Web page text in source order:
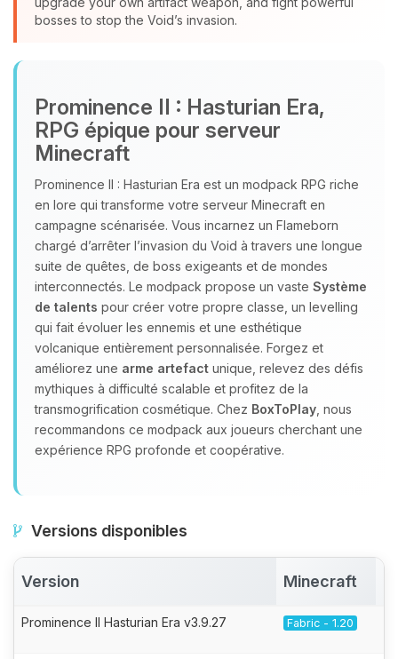
bosses to stop the Void’s invasion.
Prominence II : Hasturian Era,
RPG épique pour serveur
Minecraft
Prominence II : Hasturian Era est un modpack RPG riche
en lore qui transforme votre serveur Minecraft en
campagne scénarisée. Vous incarnez un Flameborn
chargé d’arrêter l’invasion du Void à travers une longue
suite de quêtes, de boss exigeants et de mondes
interconnectés. Le modpack propose un vaste Système
de talents pour créer votre propre classe, un levelling
qui fait évoluer les ennemis et une esthétique
volcanique entièrement personnalisée. Forgez et
améliorez une arme artefact unique, relevez des défis
mythiques à difficulté scalable et profitez de la
transmogrification cosmétique. Chez BoxToPlay , nous
recommandons ce modpack aux joueurs cherchant une
expérience RPG profonde et coopérative.
Versions disponibles
Version Minecraft
Prominence II Hasturian Era v3.9.27 Fabric - 1.20
assistant BoxToPlay. Dis-moi ce dont
tu as besoin et je vais remuer mes
petits circuits pour t’aider.